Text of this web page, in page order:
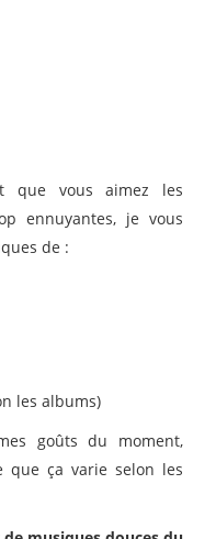
que vous aimez les
ennuyantes, je vous
de :
les albums)
goûts du moment,
que ça varie selon les